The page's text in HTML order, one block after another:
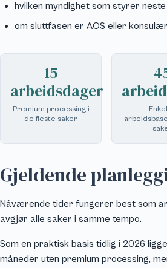
hvilken myndighet som styrer
om sluttfasen er AOS eller konsulær
15
arbeidsdager
Premium processing i
de fleste saker
Gjeldende
Nåværende tider fungerer best som
avgjør alle saker i samme tempo.
Som en praktisk basis tidlig i 2026
måneder uten premium processing,